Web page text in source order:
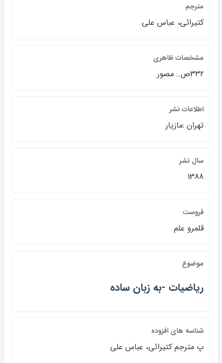
مترجم
كتيرائي، عباس علي
مشخصات ظاهري
332ص.: مصور
اطلاعات نشر
تهران :مازيار
سال نشر
1388
فروست
قلمرو علم
موضوع
رياضيات -به زبان ساده
شناسه هاي افزوده
پ مترجم كتيرائي، عباس علي